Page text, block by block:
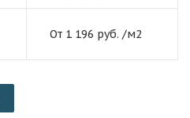
От 1 196 руб. /м2